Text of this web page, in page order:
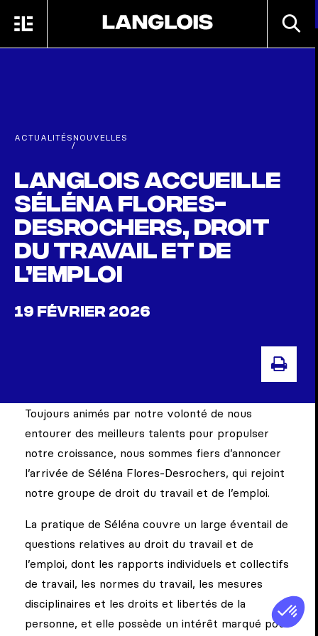
MENU
ACTUALITÉS
/
NOUVELLES
Langlois accueille
Séléna Flores-
Desrochers, droit
du travail et de
l’emploi
19 FÉVRIER 2026
Toujours animés par notre volonté de nous
entourer des meilleurs talents pour propulser
notre croissance, nous sommes fiers d’annoncer
l’arrivée de Séléna Flores-Desrochers, qui rejoint
notre groupe de droit du travail et de l’emploi.
La pratique de Séléna couvre un large éventail de
questions relatives au droit du travail et de
l’emploi, dont les rapports individuels et collectifs
de travail, les normes du travail, les mesures
disciplinaires et les droits et libertés de la
personne, et elle possède un intérêt marqué pour